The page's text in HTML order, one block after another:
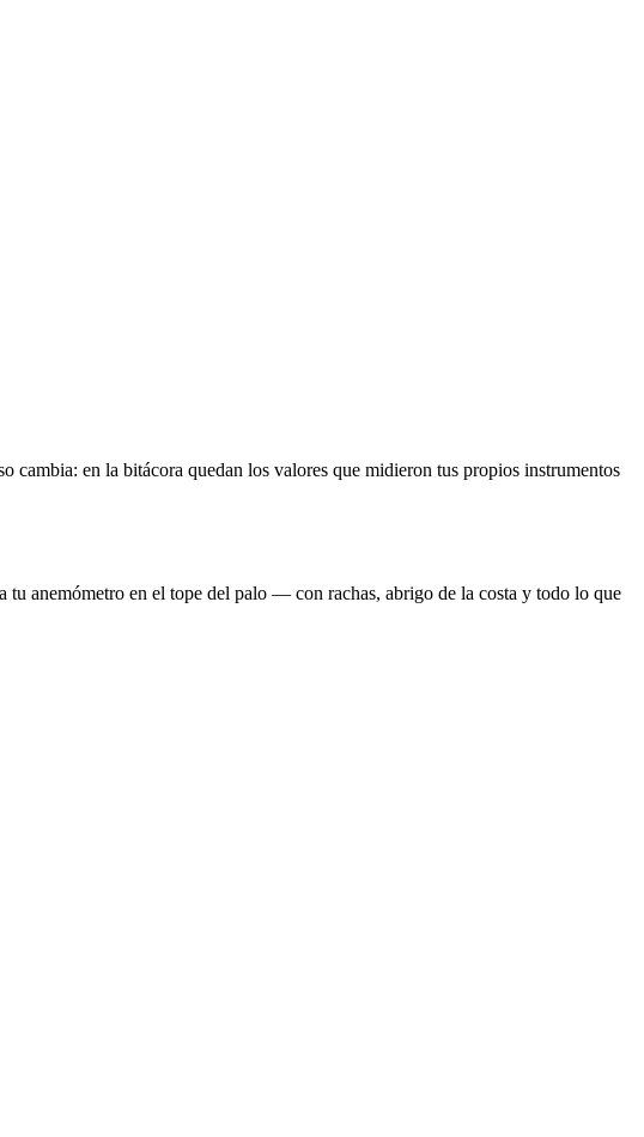
en la bitácora quedan los valores que midieron tus propios instrumentos
tu anemómetro en el tope del palo — con rachas, abrigo de la costa y todo lo que